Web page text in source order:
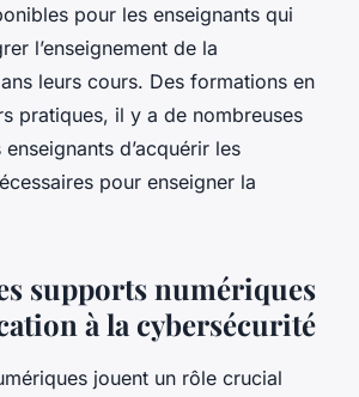
pour les enseignants qui
l’enseignement de la
leurs cours. Des formations en
pratiques, il y a de nombreuses
d’acquérir les
pour enseigner la
supports numériques
à la cybersécurité
jouent un rôle crucial